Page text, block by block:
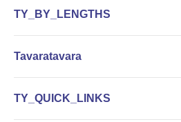
TY_BY_LENGTHS
Tavaratavara
TY_QUICK_LINKS